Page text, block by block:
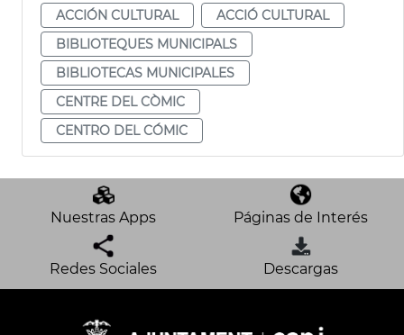
ACCIÓN CULTURAL
ACCIÓ CULTURAL
BIBLIOTEQUES MUNICIPALS
BIBLIOTECAS MUNICIPALES
CENTRE DEL CÒMIC
CENTRO DEL CÓMIC
Nuestras Apps Páginas de Interés
Redes Sociales Descargas